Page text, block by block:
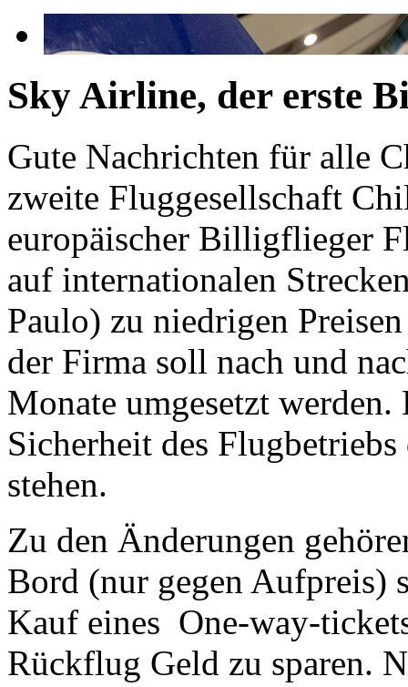
Sky Airline, der erste
Gute Nachrichten für alle
zweite Fluggesellschaft
europäischer Billigflieger
auf internationalen
Paulo) zu niedrigen
der Firma soll nach und
Monate umgesetzt
Sicherheit des
stehen.
Zu den Änderungen
Bord (nur gegen Aufpreis)
Kauf eines One-way-
Rückflug Geld zu sparen.